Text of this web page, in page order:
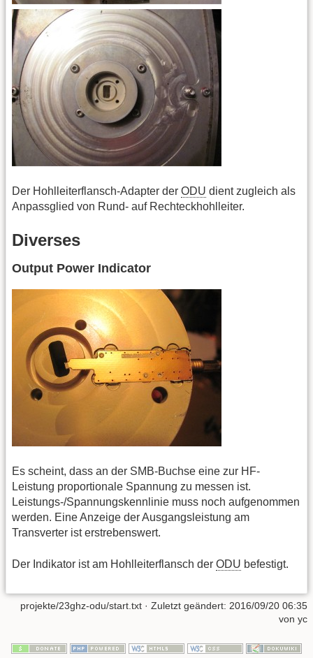
Der Hohlleiterflansch-Adapter der ODU dient zugleich als
Anpassglied von Rund- auf Rechteckhohlleiter.
Diverses
Output Power Indicator
Es scheint, dass an der SMB-Buchse eine zur HF-
Leistung proportionale Spannung zu messen ist.
Leistungs-/Spannungskennlinie muss noch aufgenommen
werden. Eine Anzeige der Ausgangsleistung am
Transverter ist erstrebenswert.
Der Indikator ist am Hohlleiterflansch der ODU befestigt.
projekte/23ghz-odu/start.txt · Zuletzt geändert: 2016/09/20 06:35
von yc